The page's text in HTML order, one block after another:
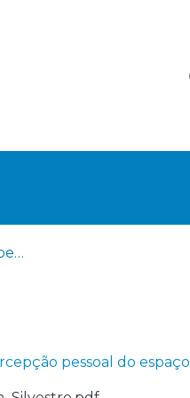
1.52: uma percepção pessoal do espaço
pessoal do espaço